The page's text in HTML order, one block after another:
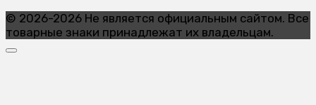
© 2026-2026 Не является официальным сайтом. Все
товарные знаки принадлежат их владельцам.